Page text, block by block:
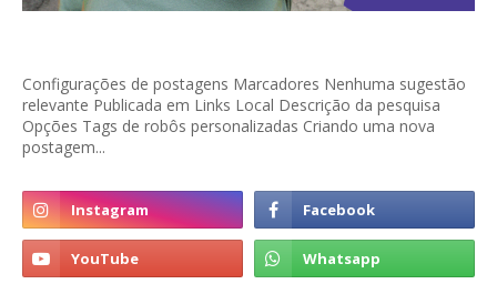
Configurações de postagens Marcadores Nenhuma sugestão
relevante Publicada em Links Local Descrição da pesquisa
Opções Tags de robôs personalizadas Criando uma nova
postagem...